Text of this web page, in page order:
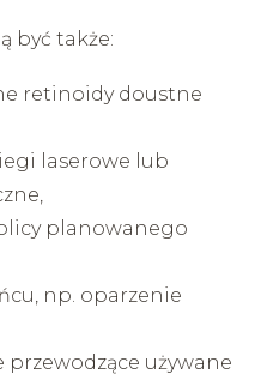
być także:
retinoidy doustne
laserowe lub
planowanego
np. oparzenie
używane